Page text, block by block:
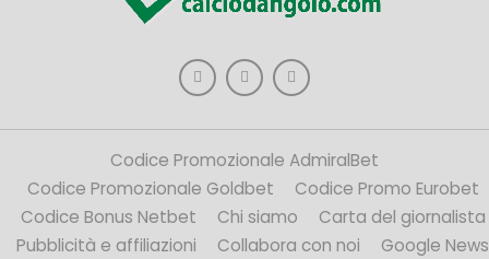
Codice Promozionale AdmiralBet
Codice Promozionale Goldbet
Codice Promo Eurobet
Codice Bonus Netbet
Chi siamo
Carta del giornalista
Pubblicità e affiliazioni
Collabora con noi Google News